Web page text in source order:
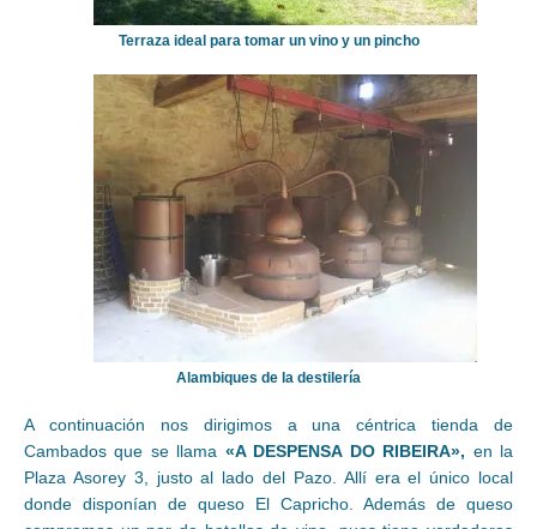
Terraza ideal para tomar un vino y un pincho
Alambiques de la destilería
A continuación nos dirigimos a una céntrica tienda de
Cambados que se llama «A DESPENSA DO RIBEIRA», en la
Plaza Asorey 3, justo al lado del Pazo. Allí era el único local
donde disponían de queso El Capricho. Además de queso